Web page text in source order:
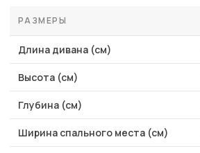
РАЗМЕРЫ
Длина дивана (см)
Высота (см)
Глубина (см)
Ширина спального места (см)